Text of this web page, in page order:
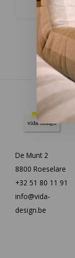
De Munt 2
8800 Roeselare
+32 51 80 11 91
info@vida-
design.be